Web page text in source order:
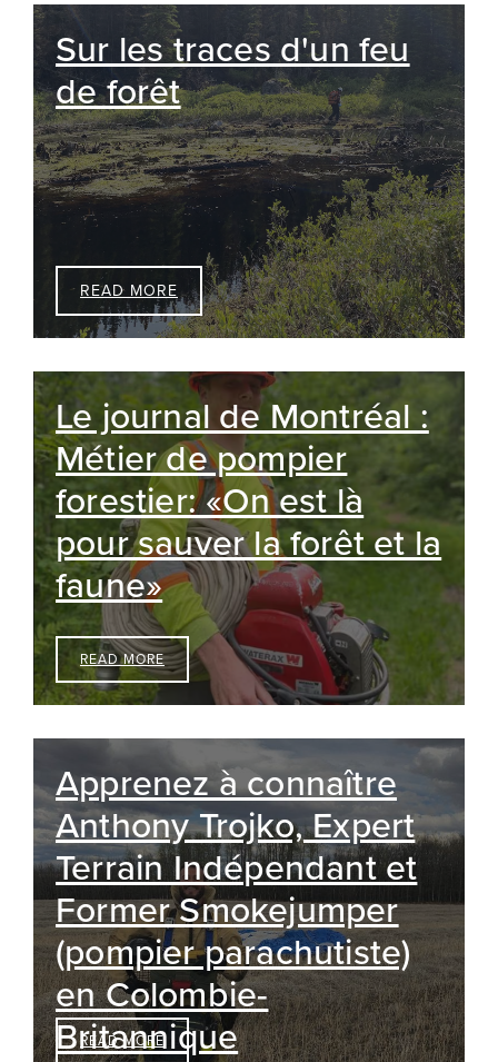
Sur les traces d'un feu
de forêt
READ MORE
Le journal de Montréal :
Métier de pompier
forestier: «On est là
pour sauver la forêt et la
faune»
READ MORE
Apprenez à connaître
Anthony Trojko, Expert
Terrain Indépendant et
Former Smokejumper
(pompier parachutiste)
en Colombie-
Britannique
READ MORE